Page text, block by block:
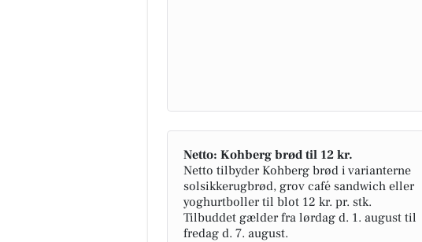
Netto: Kohberg brød til 12 kr.
Netto tilbyder Kohberg brød i varianterne
solsikkerugbrød, grov café sandwich eller
yoghurtboller til blot 12 kr. pr. stk.
Tilbuddet gælder fra lørdag d. 1. august til
fredag d. 7. august.